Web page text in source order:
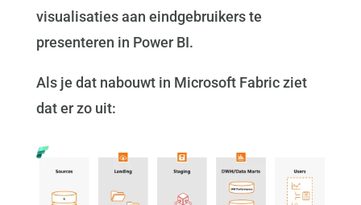
visualisaties aan eindgebruikers te
presenteren in Power BI.
Als je dat nabouwt in Microsoft Fabric ziet
dat er zo uit: